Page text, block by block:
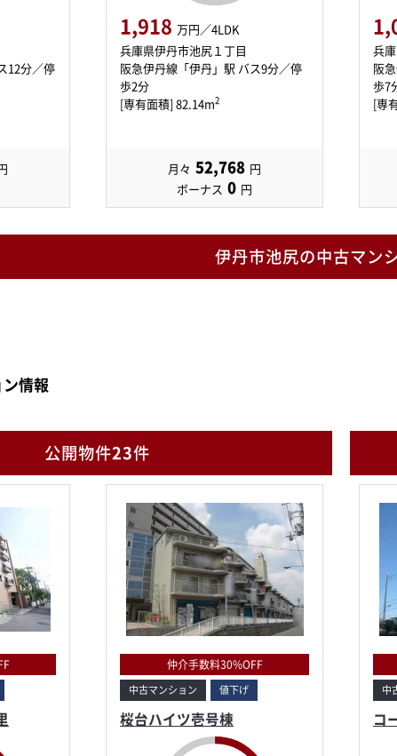
12分／停
1,918 万円／4LDK
兵庫県伊丹市池尻１丁目
阪急伊丹線「伊丹」駅 バス9分／停
歩2分
[専有面積] 82.14m2
月々 52,768 円
ボーナス 0 円
兵
阪
歩7
[専
伊丹市池尻の中古マン
情報
公開物件23件
仲介手数料30%OFF
中古マンション 値下げ
桜台ハイツ壱号棟
中
コ